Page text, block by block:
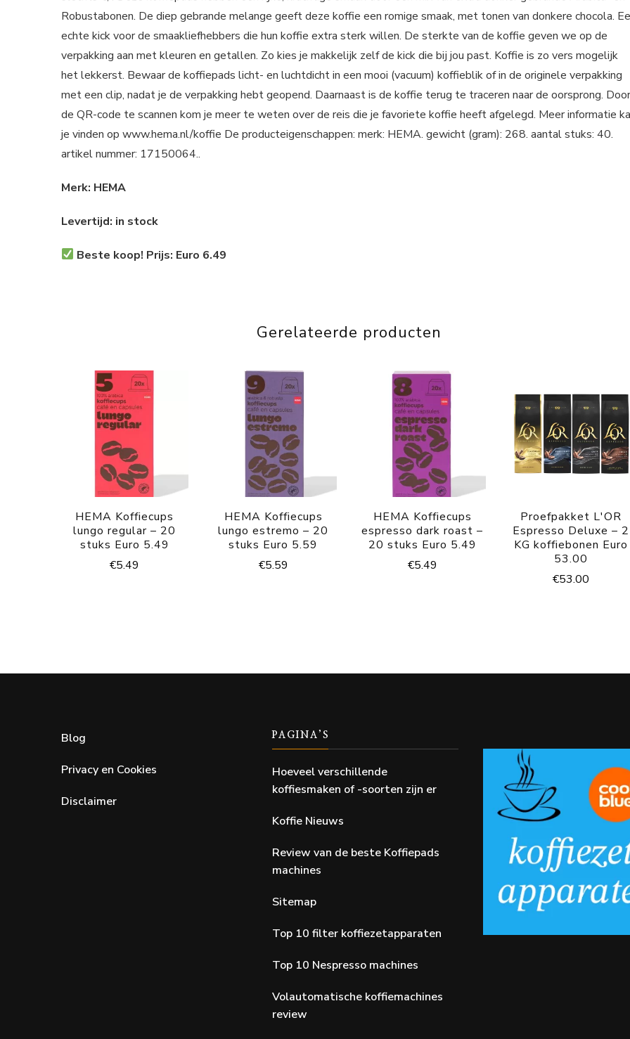
Robustabonen. De diep gebrande melange geeft deze koffie een romige smaak, met tonen van donkere chocola.
echte kick voor de smaakliefhebbers die hun koffie extra sterk willen. De sterkte van de koffie geven we op de
verpakking aan met kleuren en getallen. Zo kies je makkelijk zelf de kick die bij jou past. Koffie is zo vers mogelijk
het lekkerst. Bewaar de koffiepads licht- en luchtdicht in een mooi (vacuum) koffieblik of in de originele verpakking
met een clip, nadat je de verpakking hebt geopend. Daarnaast is de koffie terug te traceren naar de oorsprong. Door
de QR-code te scannen kom je meer te weten over de reis die je favoriete koffie heeft afgelegd. Meer informatie
je vinden op www.hema.nl/koffie De producteigenschappen: merk: HEMA. gewicht (gram): 268. aantal stuks: 40.
artikel nummer: 17150064..
Merk: HEMA
Levertijd: in stock
Beste koop! Prijs: Euro 6.49
Gerelateerde producten
HEMA Koffiecups
lungo regular – 20
stuks Euro 5.49
€5.49
HEMA Koffiecups
lungo estremo – 20
stuks Euro 5.59
€5.59
HEMA Koffiecups
espresso dark roast –
20 stuks Euro 5.49
€5.49
Proefpakket L'OR
Espresso Deluxe – 2
KG koffiebonen Euro
53.00
€53.00
Blog
Privacy en Cookies
Disclaimer
PAGINA’S
Hoeveel verschillende
koffiesmaken of -soorten zijn er
Koffie Nieuws
Review van de beste Koffiepads
machines
Sitemap
Top 10 filter koffiezetapparaten
Top 10 Nespresso machines
Volautomatische koffiemachines
review